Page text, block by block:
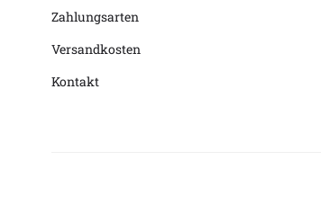
Zahlungsarten
Versandkosten
Kontakt